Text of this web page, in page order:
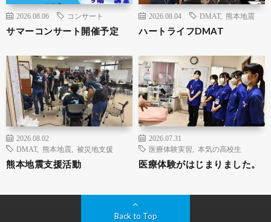
2026.08.06 コンサート
サマーコンサート開催予定
2026.08.04 DMAT, 熊本地震
ハートライフDMAT
2026.08.02
DMAT, 熊本地震 被災地支援
熊本地震支援活動
2026.07.31
医療体験実習
本気の高校生
医療体験がはじまりました。
Back to Top